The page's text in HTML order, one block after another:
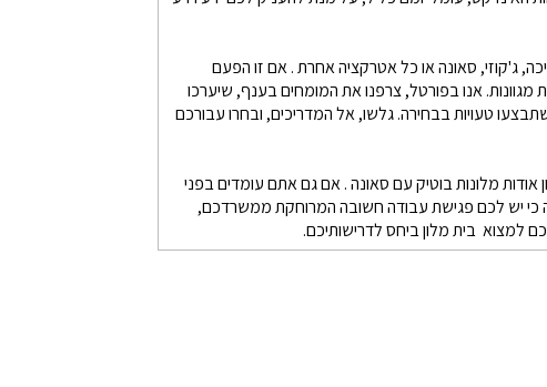
ג'קוזי, סאונה או כל אטרקציה אחרת . אם זו הפעם
אנו בפורטל, צרפנו את המומחים בענף, שיערכו
טעויות בבחירה. גלשו, אל המדריכים, ובחרו עבורכם
אודות מלונות בוטיק עם סאונה . אם גם אתם עומדים בפני
כי יש לכם פגישת עבודה חשובה המרוחקת ממשרדכם,
למצוא בית מלון ביחס לדרישותיכם.